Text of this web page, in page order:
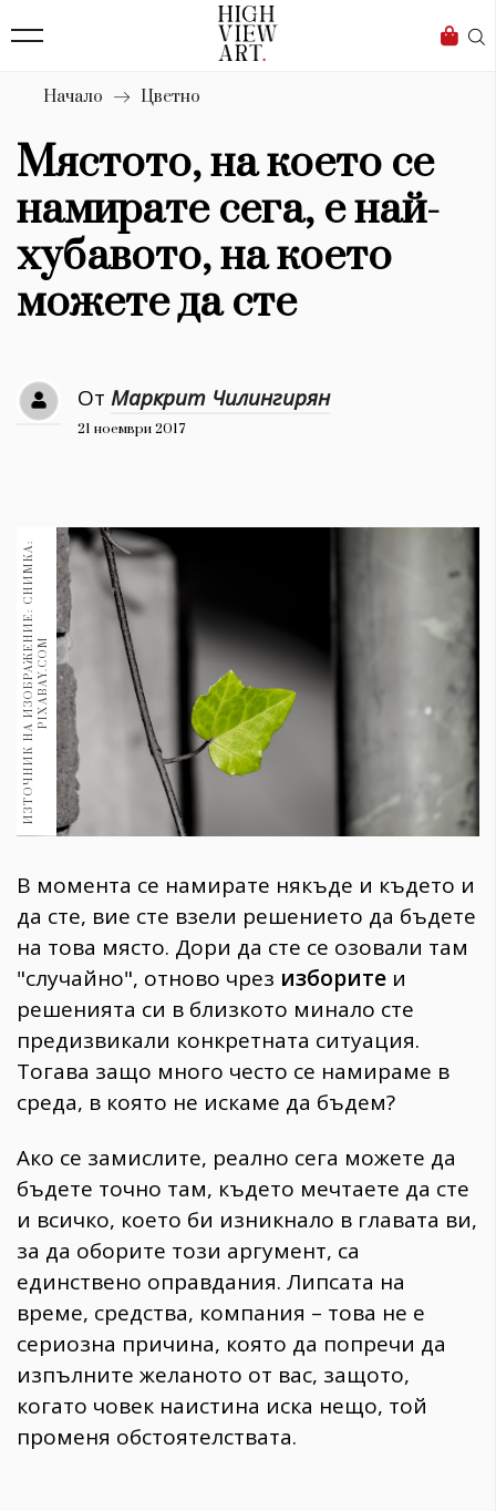
Бизнес
Мода
Dialogue
Изкуство
4340
Красота
777
Дизайн
1272
30+
Гурме 1710
Пътувай
237
Здраве
Gentlemen
382
1817
ПОСЛЕДВАЙТЕ
НИ
Начало Цветно
Мястото, на което се
намирате сега, е най-
хубавото, на което
можете да сте
От Маркрит Чилингирян
21 ноември 2017
И
З
Т
О
Ч
Н
И
К
Н
А
И
З
О
Б
Р
А
Ж
Е
Н
И
Е
:
С
Н
И
М
К
А
:
P
I
X
A
B
A
Y
.
C
OM
В момента се намирате някъде и където и
да сте, вие сте взели решението да бъдете
на това място. Дори да сте се озовали там
"случайно", отново чрез изборите и
решенията си в близкото минало сте
предизвикали конкретната ситуация.
Тогава защо много често се намираме в
среда, в която не искаме да бъдем?
Ако се замислите, реално сега можете да
бъдете точно там, където мечтаете да сте
и всичко, което би изникнало в главата ви,
за да оборите този аргумент, са
единствено оправдания. Липсата на
време, средства, компания – това не е
сериозна причина, която да попречи да
изпълните желаното от вас, защото,
когато човек наистина иска нещо, той
променя обстоятелствата.